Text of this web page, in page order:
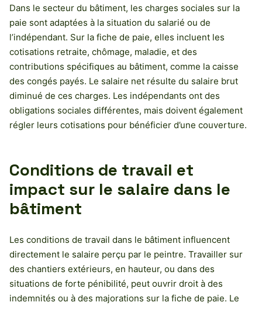
Dans le secteur du bâtiment, les charges sociales sur la
paie sont adaptées à la situation du salarié ou de
l’indépendant. Sur la fiche de paie, elles incluent les
cotisations retraite, chômage, maladie, et des
contributions spécifiques au bâtiment, comme la caisse
des congés payés. Le salaire net résulte du salaire brut
diminué de ces charges. Les indépendants ont des
obligations sociales différentes, mais doivent également
régler leurs cotisations pour bénéficier d’une couverture.
Conditions de travail et
impact sur le salaire dans le
bâtiment
Les conditions de travail dans le bâtiment influencent
directement le salaire perçu par le peintre. Travailler sur
des chantiers extérieurs, en hauteur, ou dans des
situations de forte pénibilité, peut ouvrir droit à des
indemnités ou à des majorations sur la fiche de paie. Le